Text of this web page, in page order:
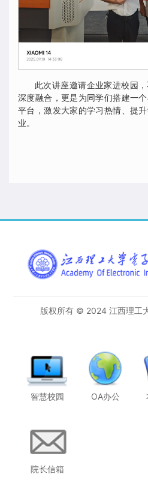
此次讲座邀请企业家进校园
深度融合，更是为同学们搭建一
平台，激发大家的学习热情、提
业。
版权所有 © 2024 江西理工
智慧校园 OA办公
院长信箱